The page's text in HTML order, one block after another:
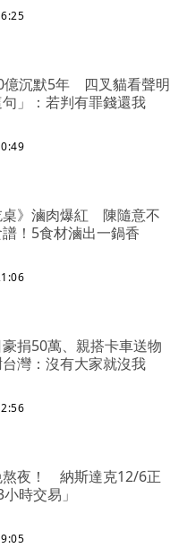
億沉默5年 四叉貓看聲明
句」：若判有罪錢還我
桌》滷肉爆紅 陳隨意不
！5食材滷出一鍋香
捐50萬、親搭卡車送物
灣：沒有大家就沒我
熬夜！ 納斯達克12/6正
時交易」